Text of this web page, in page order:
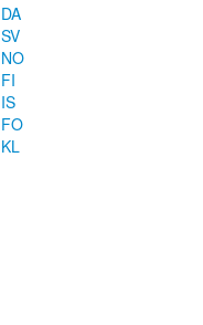
DA
SV
NO
FI
IS
FO
KL